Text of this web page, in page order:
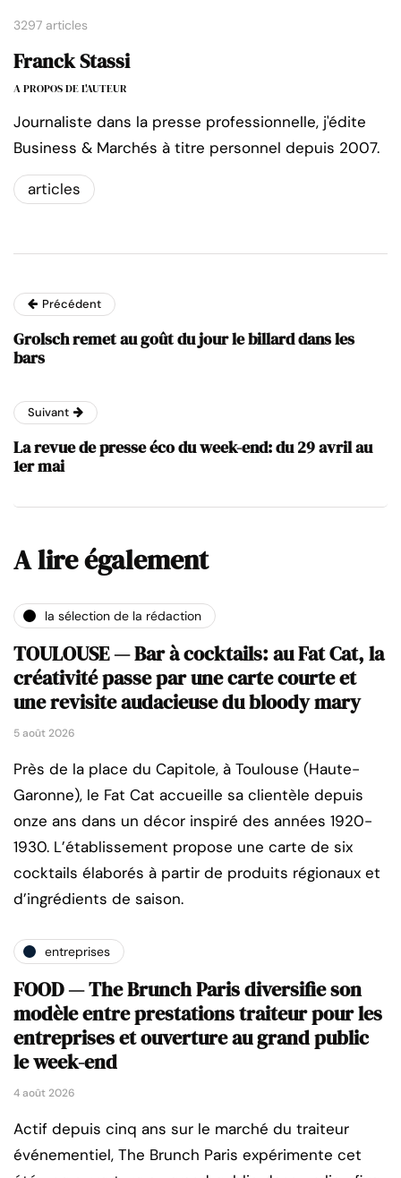
3297 articles
Franck Stassi
A PROPOS DE L'AUTEUR
Journaliste dans la presse professionnelle, j'édite
Business & Marchés à titre personnel depuis 2007.
articles
Précédent
Grolsch remet au goût du jour le billard dans les
bars
Suivant
La revue de presse éco du week-end: du 29 avril au
1er mai
A lire également
la sélection de la rédaction
TOULOUSE — Bar à cocktails: au Fat Cat, la
créativité passe par une carte courte et
une revisite audacieuse du bloody mary
5 août 2026
Près de la place du Capitole, à Toulouse (Haute-
Garonne), le Fat Cat accueille sa clientèle depuis
onze ans dans un décor inspiré des années 1920-
1930. L’établissement propose une carte de six
cocktails élaborés à partir de produits régionaux et
d’ingrédients de saison.
entreprises
FOOD — The Brunch Paris diversifie son
modèle entre prestations traiteur pour les
entreprises et ouverture au grand public
le week-end
4 août 2026
Actif depuis cinq ans sur le marché du traiteur
événementiel, The Brunch Paris expérimente cet